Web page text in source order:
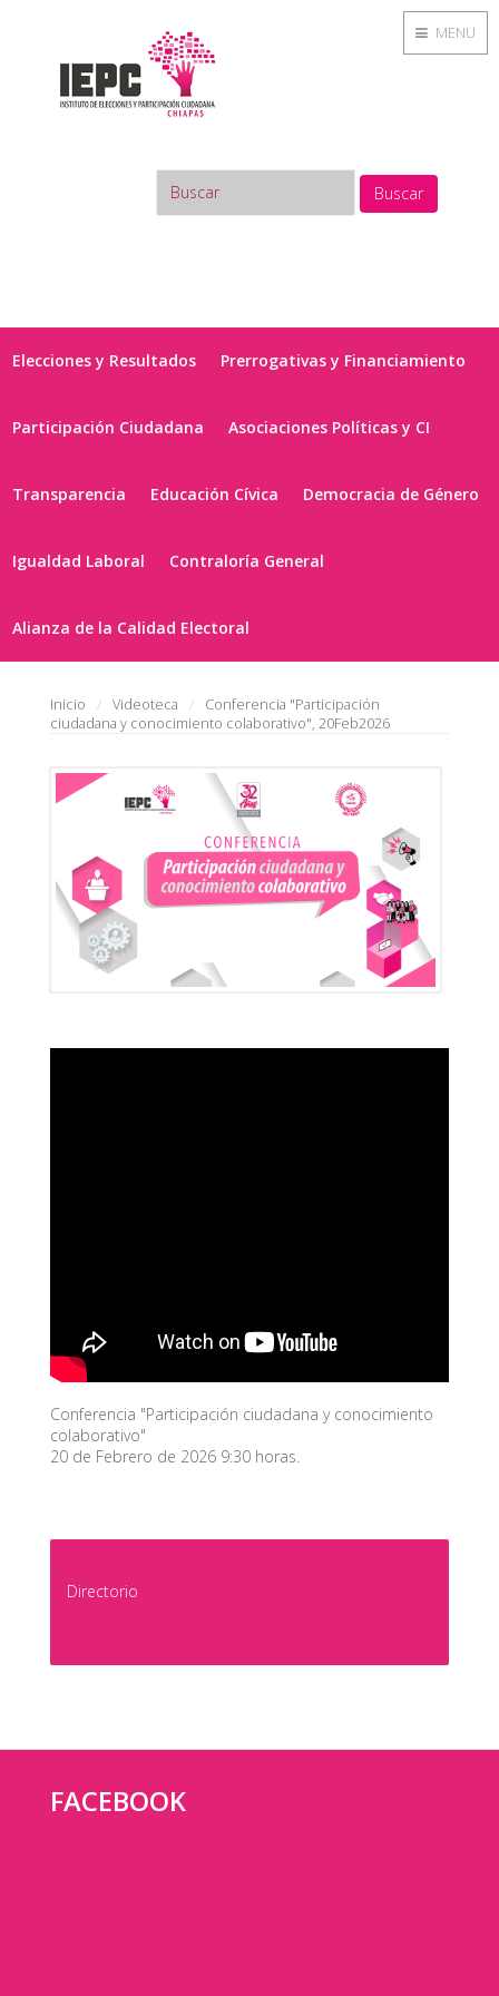
Buscar
Elecciones y Resultados Prerrogativas y Financiamiento
Participación Ciudadana Asociaciones Políticas y CI
Transparencia Educación Cívica Democracia de Género
Igualdad Laboral Contraloría General
Alianza de la Calidad Electoral
Inicio Videoteca
Conferencia "Participación
ciudadana y conocimiento colaborativo", 20Feb2026
Conferencia "Participación ciudadana y conocimiento
colaborativo"
20 de Febrero de 2026 9:30 horas.
Directorio
FACEBOOK
MENU